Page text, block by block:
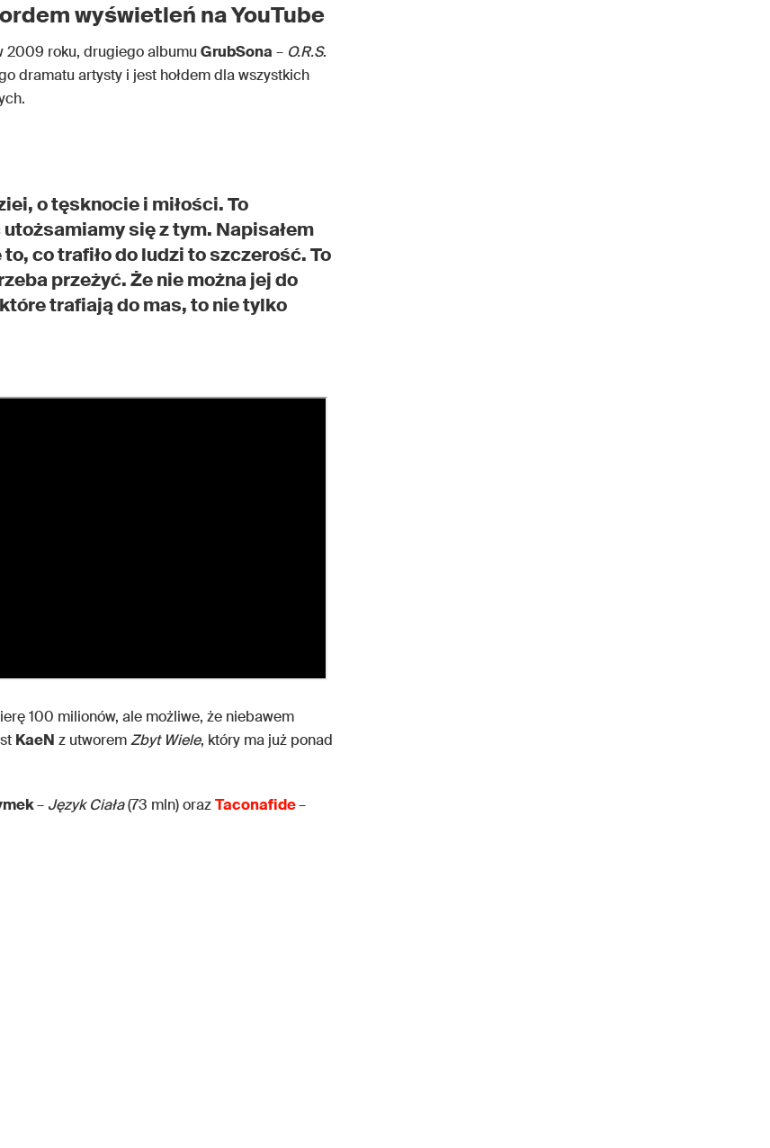
wyświetleń na YouTube
2009 roku, drugiego albumu GrubSona – O.R.S.
dramatu artysty i jest hołdem dla wszystkich
o tęsknocie i miłości. To
się z tym. Napisałem
co trafiło do ludzi to szczerość. To
przeżyć. Że nie można jej do
trafiają do mas, to nie tylko
100 milionów, ale możliwe, że niebawem
KaeN z utworemZbyt Wiele, który ma już ponad
– Język Ciała(73 mln) orazTaconafide–